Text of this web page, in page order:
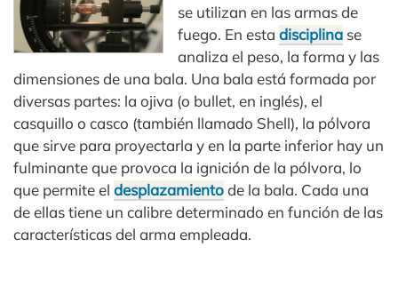
se utilizan en las armas de
fuego. En estadisciplina se
analiza el peso, la forma y las
dimensiones de una bala. Una bala está formada por
diversas partes: la ojiva (o bullet, en inglés), el
casquillo o casco (también llamado Shell), la pólvora
que sirve para proyectarla y en la parte inferior hay un
fulminante que provoca la ignición de la pólvora, lo
que permite el desplazamientode la bala. Cada una
de ellas tiene un calibre determinado en función de las
características del arma empleada.